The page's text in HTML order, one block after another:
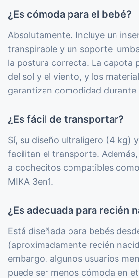
¿Es cómoda para el bebé?
Absolutamente. Incluye un
transpirable y un soporte
la postura correcta. La capota
del sol y el viento, y los
garantizan comodidad durante
¿Es fácil de transportar?
Sí, su diseño ultraligero (4 kg)
facilitan el transporte.
a cochecitos compatibles
MIKA 3en1.
¿Es adecuada para recién
Está diseñada para bebés
(aproximadamente recién
embargo, algunos usuarios
puede ser menos cómoda en